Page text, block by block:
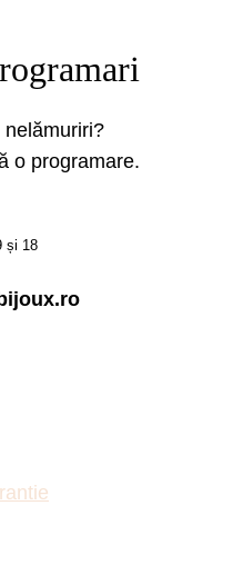
o programare.
și 18